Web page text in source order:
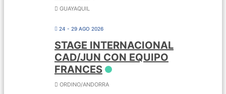
GUAYAQUIL
24 - 29 AGO 2026
STAGE INTERNACIONAL
CAD/JUN CON EQUIPO
FRANCES
ORDINO/ANDORRA